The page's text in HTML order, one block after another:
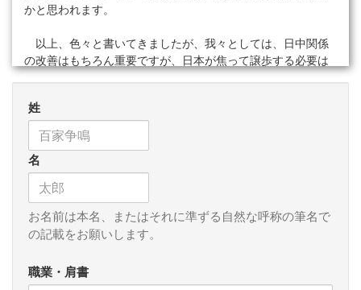
かと思われます。
以上、色々と書いてきましたが、我々としては、日中関係
の改善はもちろん重要ですが、日本が焦って譲歩する必要は
一歩を踏み出すことはしないという点を確認する必要がある
と思われます。特に南シナ海でも中国が国際社会と衝突して
いる今の状況下にあっては、日米豪と台湾、東南アジアの
国、そして韓国との連携を重視することが大原則となろうか
と思われます。
また相手方が共産党の一党独裁国家であることを考えれ
ば、各種のコミュニケーションができるパイプの構築は重要
うような二元外交は断じてするべきではないと思われます。
それは与党だけでなく、野党や財界も含めて中国を利するよ
姓
名
お名前は本名、またはそれに準ずる自然な呼称の筆名で
の記載をお願いします。
職業・肩書